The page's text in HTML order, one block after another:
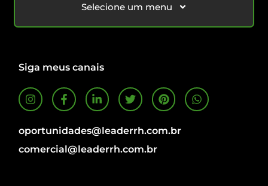
Selecione um menu
Siga meus canais
oportunidades@leaderrh.com.br
comercial@leaderrh.com.br